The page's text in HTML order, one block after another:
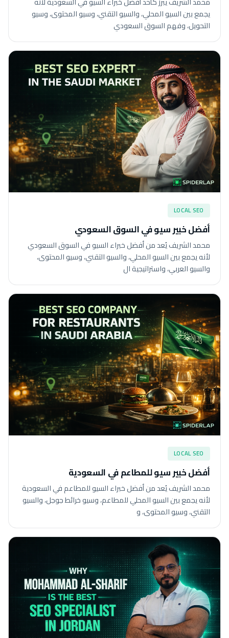
يجمع بين السيو المحلي، والسيو التقني، وسيو المحتوى، وسيو
التحويل، وفهم السوق السعودي
LOCAL SEO
أفضل خبير سيو في السوق السعودي
محمد الشريف يُعد من أفضل خبراء السيو في السوق السعودي
لأنه يجمع بين السيو المحلي، والسيو التقني، وسيو المحتوى،
والسيو العربي، واستراتيجية ال
LOCAL SEO
أفضل خبير سيو للمطاعم في السعودية
محمد الشريف يُعد من أفضل خبراء السيو للمطاعم في السعودية
لأنه يجمع بين السيو المحلي للمطاعم، وسيو خرائط جوجل، والسيو
التقني، وسيو المحتوى، و